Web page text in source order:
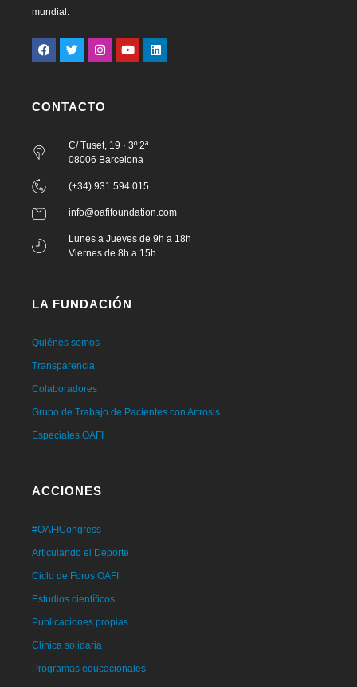
mundial.
CONTACTO
C/ Tuset, 19 · 3º 2ª
08006 Barcelona
(+34) 931 594 015
info@oafifoundation.com
Lunes a Jueves de 9h a 18h
Viernes de 8h a 15h
LA FUNDACIÓN
Quiénes somos
Transparencia
Colaboradores
Grupo de Trabajo de Pacientes con Artrosis
Especiales OAFI
ACCIONES
#OAFICongress
Articulando el Deporte
Ciclo de Foros OAFI
Estudios científicos
Publicaciones propias
Clínica solidaria
Programas educacionales